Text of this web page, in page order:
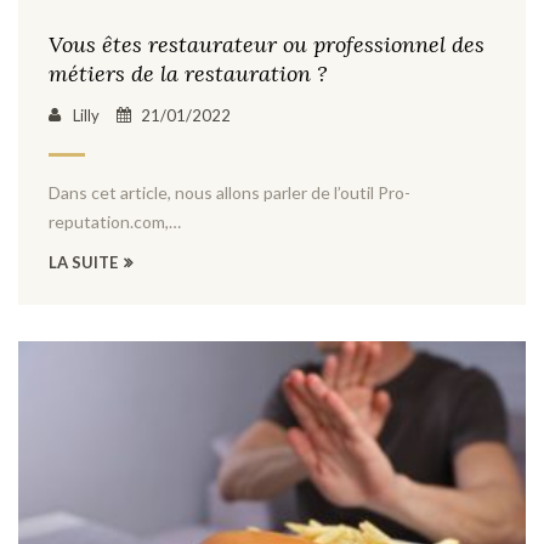
Vous êtes restaurateur ou professionnel des
métiers de la restauration ?
Lilly 21/01/2022
Dans cet article, nous allons parler de l’outil Pro-
reputation.com,…
LA SUITE